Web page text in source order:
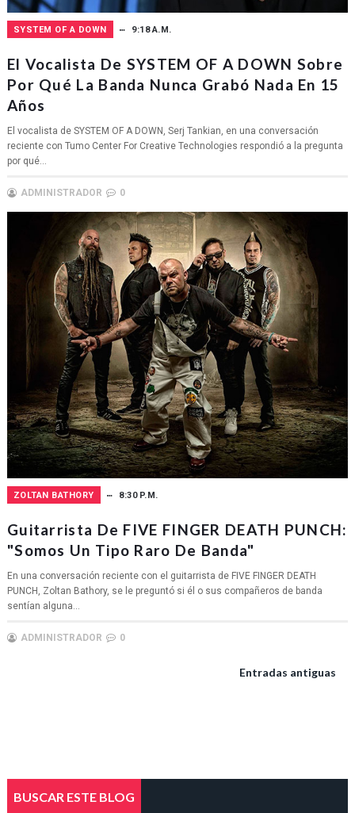
SYSTEM OF A DOWN 9:18 A.M.
El Vocalista De SYSTEM OF A DOWN Sobre
Por Qué La Banda Nunca Grabó Nada En 15
Años
El vocalista de SYSTEM OF A DOWN, Serj Tankian, en una conversación
reciente con Tumo Center For Creative Technologies respondió a la pregunta
por qué...
ADMINISTRADOR 0
ZOLTAN BATHORY 8:30 P.M.
Guitarrista De FIVE FINGER DEATH PUNCH:
"Somos Un Tipo Raro De Banda"
En una conversación reciente con el guitarrista de FIVE FINGER DEATH
PUNCH, Zoltan Bathory, se le preguntó si él o sus compañeros de banda
sentían alguna...
ADMINISTRADOR 0
Entradas antiguas
BUSCAR ESTE BLOG